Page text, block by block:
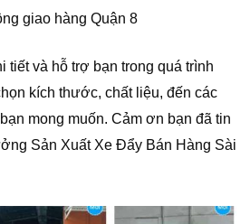
giao hàng Quận 8
tiết và hỗ trợ bạn trong quá trình
kích thước, chất liệu, đến các
mong muốn. Cảm ơn bạn đã tin
Sản Xuất Xe Đẩy Bán Hàng Sài